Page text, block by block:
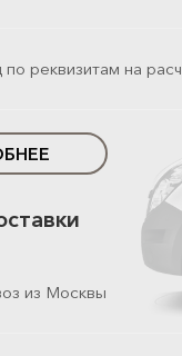
реквизитам на
из Москвы